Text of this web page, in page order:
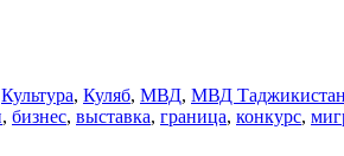
Культура, Куляб, МВД, МВД
, бизнес, выставка, граница, конкурс,